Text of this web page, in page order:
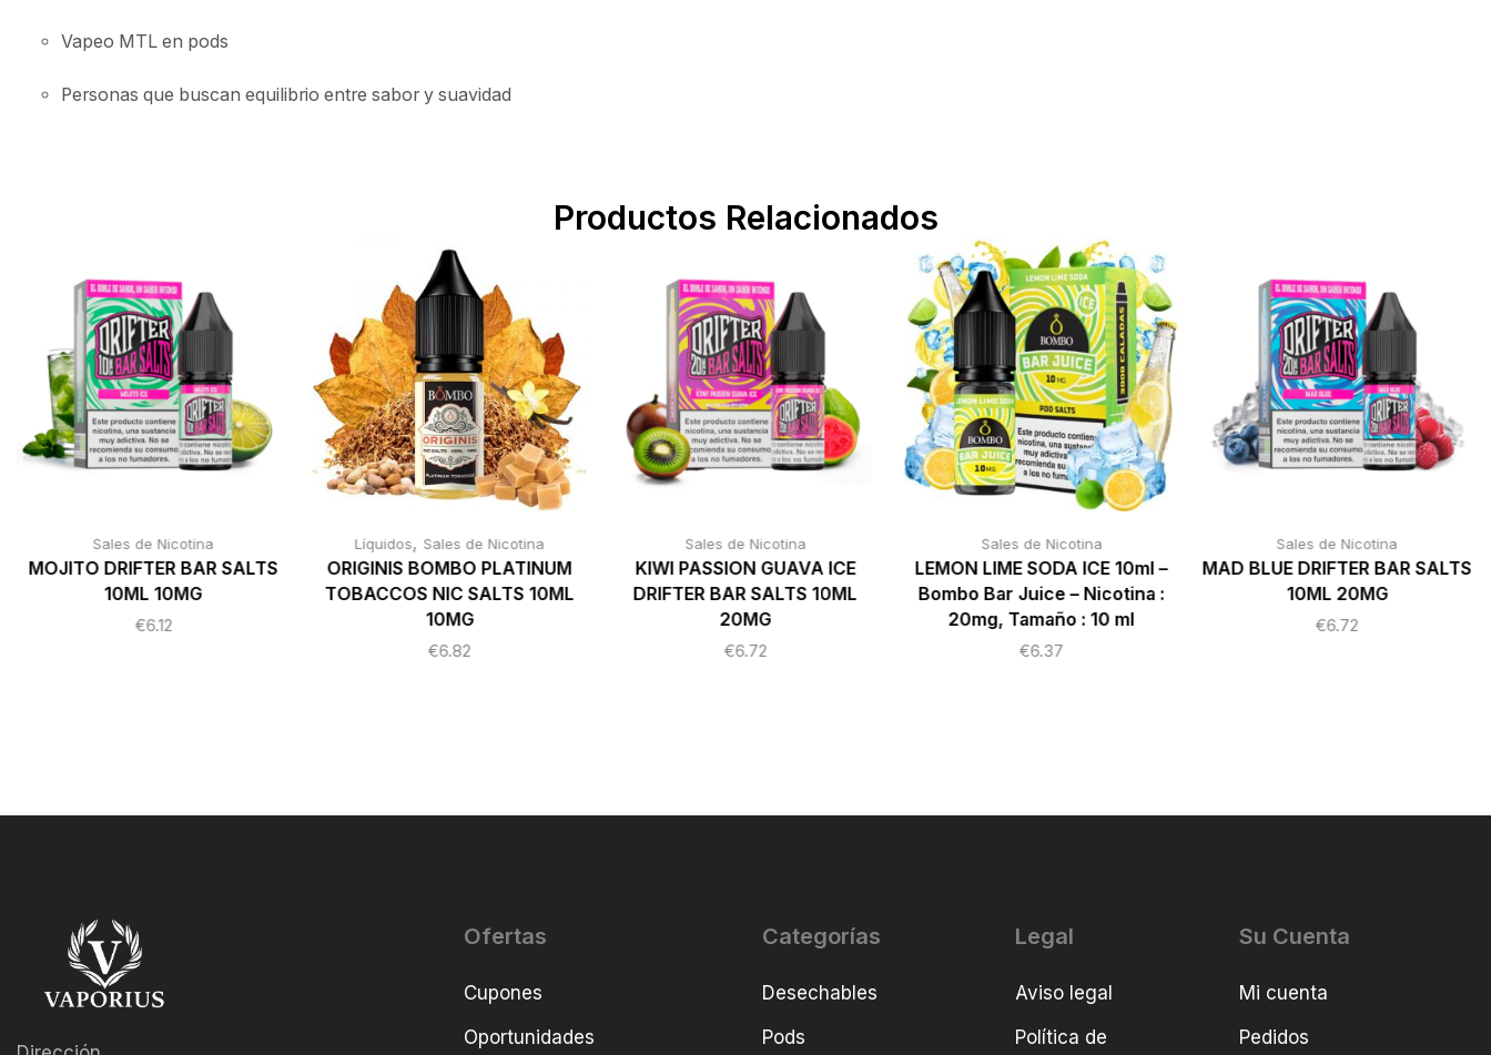
Vapeo MTL en pods
Personas que buscan equilibrio entre sabor y suavidad
Productos Relacionados
Sales de Nicotina
MOJITO DRIFTER BAR SALTS
10ML 10MG
€6.12
Líquidos, Sales de Nicotina
ORIGINIS BOMBO PLATINUM
TOBACCOS NIC SALTS 10ML
10MG
€6.82
Sales de Nicotina
KIWI PASSION GUAVA ICE
DRIFTER BAR SALTS 10ML
20MG
€6.72
Sales de Nicotina
LEMON LIME SODA ICE 10ml –
Bombo Bar Juice – Nicotina :
20mg, Tamaño : 10 ml
€6.37
Sales de Nicotina
MAD BLUE DRIFTER BAR SALTS
10ML 20MG
€6.72
Ofertas
Cupones
Oportunidades
Categorías
Desechables
Pods
Legal
Aviso legal
Política de
Su Cuenta
Mi cuenta
Pedidos